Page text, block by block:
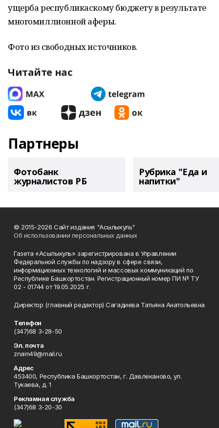
ущерба республикаскому бюджету в результате
многомиллионной аферы.
Фото из свободных источников.
Читайте нас
Партнеры
Фотобанк
журналистов РБ
Рубрика "Еда и
напитки"
© 2015-2026 Сайт издания "Асылыкуль"
Об использовании персональных данных
Газета «Асылыкуль» зарегистрирована в Управлении
Федеральной службы по надзору в сфере связи,
информационных технологий и массовых коммуникаций по
Республике Башкортостан. Регистрационный номер ПИ № ТУ
02 - 01744 от 19.05.2025 г.
Директор (главный редактор) Сагадиева Татьяна Анатольевна
Телефон
(347)68 3-28-50
Эл. почта
znam49@mail.ru
Адрес
453400, Республика Башкортостан, г. Давлеканово, ул.
Тукаева, д. 1
Рекламная служба
(347)68 3-20-30